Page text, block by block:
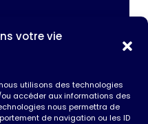
votre vie
utilisons des technologies
accéder aux informations des
nous permettra de
de navigation ou les ID